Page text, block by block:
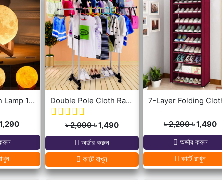
New 3D Moon Lamp 16 Colors Remote & Touching system Double Pole Cloth Rack - Stainless Steel
৳ 2,090৳ 1,490
অর্ডার করুন
কার্টে রাখুন
৳ 2,290৳ 1,490
অর্ডার করুন
কার্টে রাখুন